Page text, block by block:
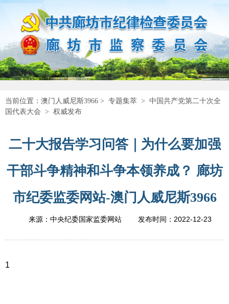
当前位置： 澳门人威尼斯3966 > 专题集萃 > 中国共产党第二十次全
国代表大会 > 权威发布
二十大报告学习问答｜为什么要加强
干部斗争精神和斗争本领养成？ 廊坊
市纪委监委网站-澳门人威尼斯3966
来源：中央纪委国家监委网站 发布时间： 2022-12-23
1